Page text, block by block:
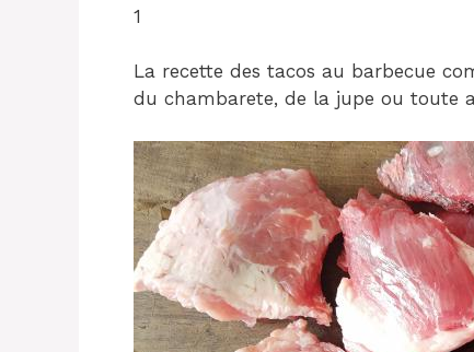
1
La recette des tacos au barbecue
du chambarete, de la jupe ou toute